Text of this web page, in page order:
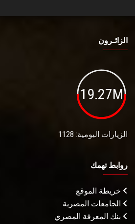
الزائـرون
19.27M
الزيارات اليومية: 1128
روابط تهمك
خريطة الموقع
الجامعات المصرية
بنك المعرفة المصري